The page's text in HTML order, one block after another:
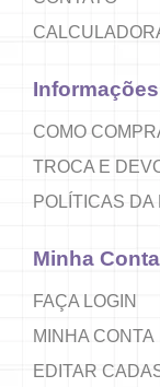
Informações
COMO
TROCA E
POLÍTICAS DA
Minha Conta
FAÇA LOGIN
MINHA CONTA
EDITAR